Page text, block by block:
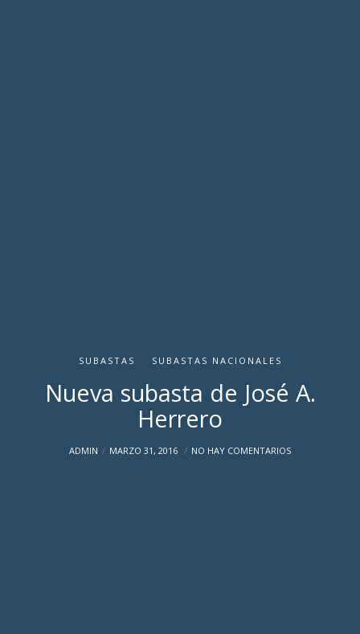
SUBASTAS SUBASTAS NACIONALES
Nueva subasta de José A.
Herrero
ADMIN MARZO 31, 2016 NO HAY COMENTARIOS